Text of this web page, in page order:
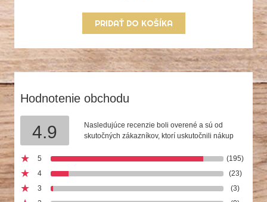
PRIDAŤ DO KOŠÍKA
Hodnotenie obchodu
4.9
Nasledujúce recenzie boli overené a sú od
skutočných zákazníkov, ktorí uskutočnili nákup
5
(195)
4
(23)
3
(3)